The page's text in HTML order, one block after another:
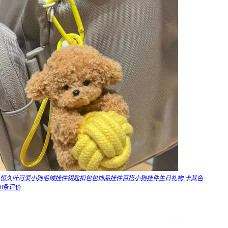
恒久叶可爱小狗毛绒挂件钥匙扣包包饰品挂件百搭小狗挂件生日礼物 卡其色
0条评价